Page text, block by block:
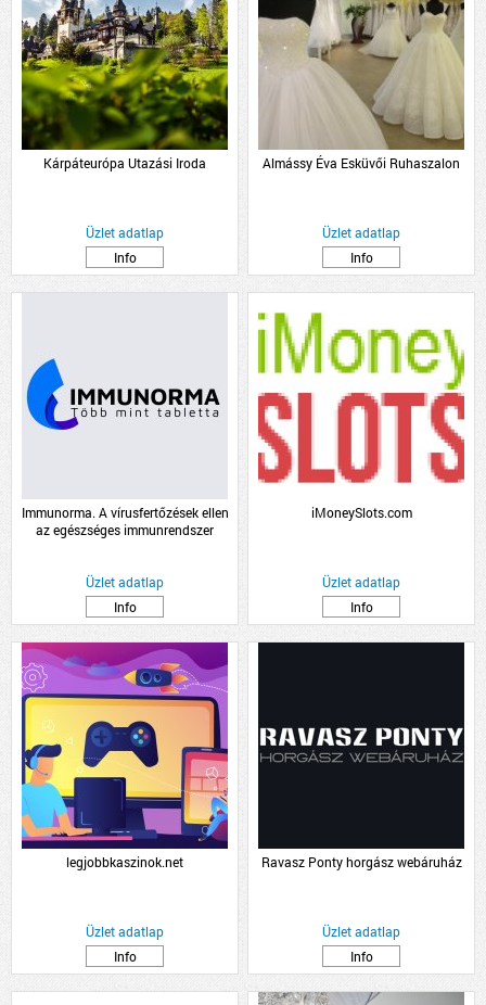
Kárpáteurópa Utazási Iroda
Üzlet adatlap
Info
Almássy Éva Esküvői Ruhaszalon
Üzlet adatlap
Info
Immunorma. A vírusfertőzések ellen
az egészséges immunrendszer
Üzlet adatlap
Info
iMoneySlots.com
Üzlet adatlap
Info
legjobbkaszinok.net
Üzlet adatlap
Info
Ravasz Ponty horgász webáruház
Üzlet adatlap
Info